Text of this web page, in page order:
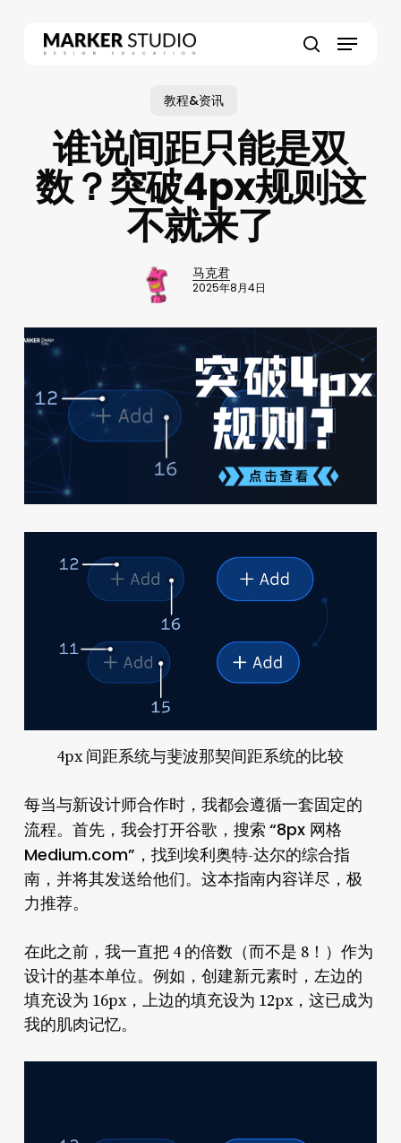
Menu
教程&资讯
谁说间距只能是双
数？突破4px规则这
不就来了
马克君
2025年8月4日
4px 间距系统与斐波那契间距系统的比较
每当与新设计师合作时，我都会遵循一套固定的
流程。首先，我会打开谷歌，搜索 “8px 网格
Medium.com” ，找到埃利奥特-达尔的综合指
南，并将其发送给他们。这本指南内容详尽，极
力推荐。
在此之前，我一直把 4 的倍数（而不是 8！）作为
设计的基本单位。例如，创建新元素时，左边的
填充设为 16px，上边的填充设为 12px，这已成为
我的肌肉记忆。